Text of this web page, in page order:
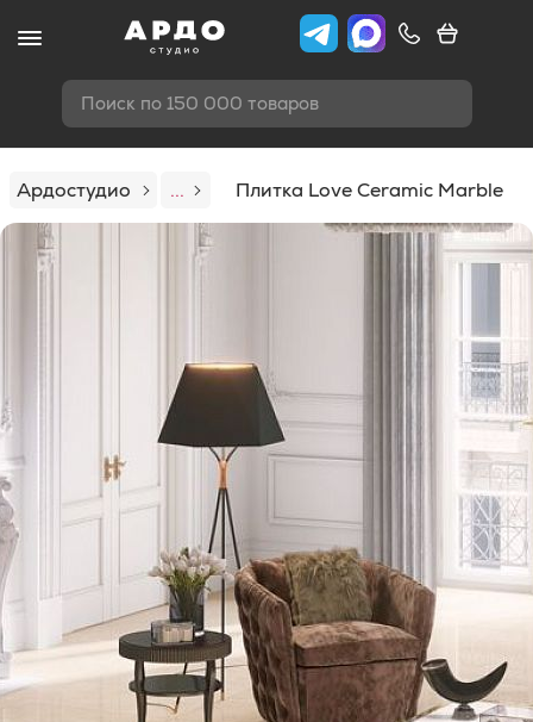
Поиск по 150 000 товаров
Ардостудио ... Плитка Love Ceramic Marble